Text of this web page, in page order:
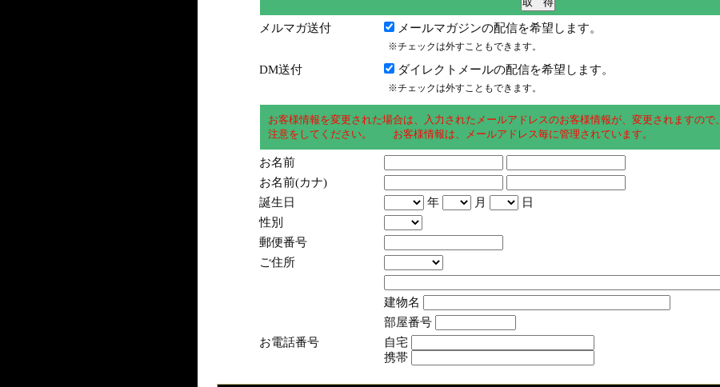
メルマガ送付 メールマガジンの配信を希望します。
※チェックは外すこともできます。
DM送付 ダイレクトメールの配信を希望します。
※チェックは外すこともできます。
お客様情報を変更された場合は、入力されたメールアドレスのお客様情報が、変更されますので、
注意をしてください。 お客様情報は、メールアドレス毎に管理されています。
お名前
お名前(カナ)
誕生日
年 月
日
性別
郵便番号
ご住所
建物名
部屋番号
お電話番号
自宅
携帯